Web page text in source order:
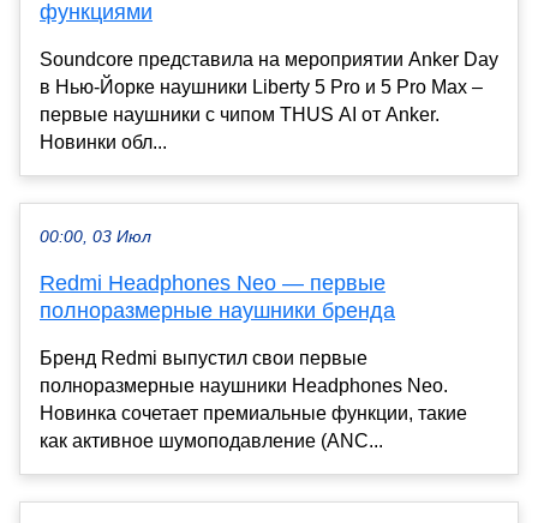
функциями
Soundcore представила на мероприятии Anker Day
в Нью-Йорке наушники Liberty 5 Pro и 5 Pro Max –
первые наушники с чипом THUS AI от Anker.
Новинки обл...
00:00, 03 Июл
Redmi Headphones Neo — первые
полноразмерные наушники бренда
Бренд Redmi выпустил свои первые
полноразмерные наушники Headphones Neo.
Новинка сочетает премиальные функции, такие
как активное шумоподавление (ANC...